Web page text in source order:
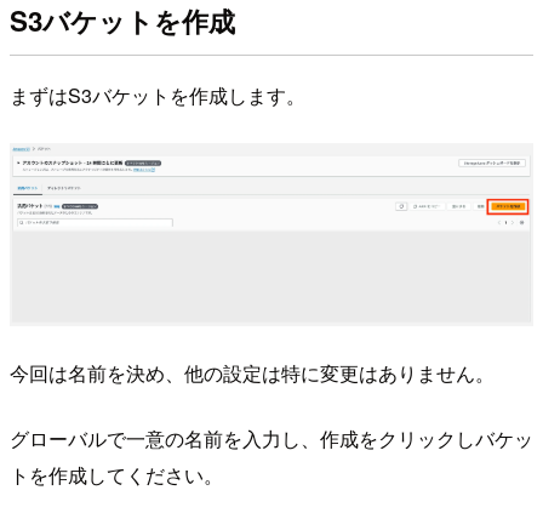
S3バケットを作成
まずはS3バケットを作成します。
今回は名前を決め、他の設定は特に変更はありません。
グローバルで一意の名前を入力し、作成をクリックしバケッ
トを作成してください。